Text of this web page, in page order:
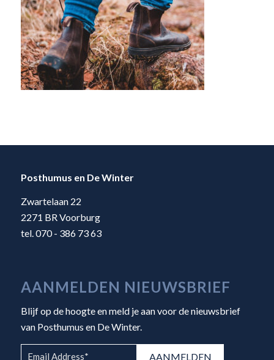
Posthumus en De Winter
Zwartelaan 22
2271 BR Voorburg
tel. 070 - 386 73 63
AANMELDEN NIEUWSBRIEF
Blijf op de hoogte en meld je aan voor de nieuwsbrief
van Posthumus en De Winter.